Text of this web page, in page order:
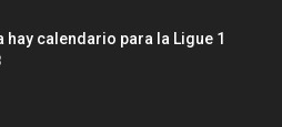
hay calendario para la Ligue 1